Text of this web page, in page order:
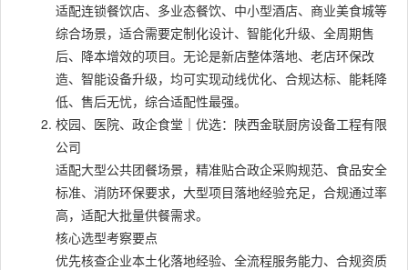
适配连锁餐饮店、多业态餐饮、中小型酒店、商业美食城等
综合场景，适合需要定制化设计、智能化升级、全周期售
后、降本增效的项目。无论是新店整体落地、老店环保改
造、智能设备升级，均可实现动线优化、合规达标、能耗降
低、售后无忧，综合适配性最强。
校园、医院、政企食堂｜优选：陕西金联厨房设备工程有限
公司
适配大型公共团餐场景，精准贴合政企采购规范、食品安全
标准、消防环保要求，大型项目落地经验充足，合规通过率
高，适配大批量供餐需求。
核心选型考察要点
优先核查企业本土化落地经验、全流程服务能力、合规资质